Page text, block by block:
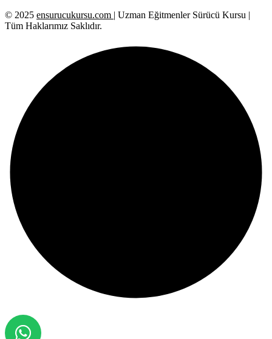
© 2025 ensurucukursu.com | Uzman Eğitmenler Sürücü Kursu |
Tüm Haklarımız Saklıdır.